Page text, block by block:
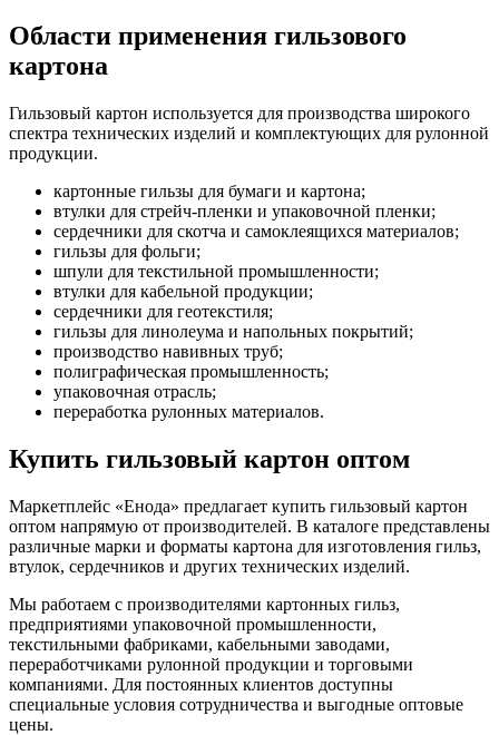
Области применения гильзового
картона
Гильзовый картон используется для производства широкого
спектра технических изделий и комплектующих для рулонной
продукции.
картонные гильзы для бумаги и картона;
втулки для стрейч-пленки и упаковочной пленки;
сердечники для скотча и самоклеящихся материалов;
гильзы для фольги;
шпули для текстильной промышленности;
втулки для кабельной продукции;
сердечники для геотекстиля;
гильзы для линолеума и напольных покрытий;
производство навивных труб;
полиграфическая промышленность;
упаковочная отрасль;
переработка рулонных материалов.
Купить гильзовый картон оптом
Маркетплейс «Енода» предлагает купить гильзовый картон
оптом напрямую от производителей. В каталоге представлены
различные марки и форматы картона для изготовления гильз,
втулок, сердечников и других технических изделий.
Мы работаем с производителями картонных гильз,
предприятиями упаковочной промышленности,
текстильными фабриками, кабельными заводами,
переработчиками рулонной продукции и торговыми
компаниями. Для постоянных клиентов доступны
специальные условия сотрудничества и выгодные оптовые
цены.